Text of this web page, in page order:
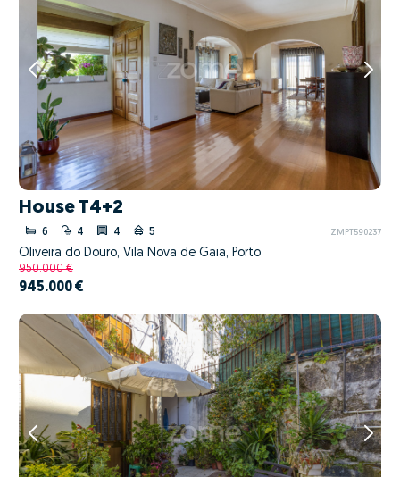
House T4+2
6 4 4 5 ZMPT590237
Oliveira do Douro, Vila Nova de Gaia, Porto
950.000 €
945.000 €